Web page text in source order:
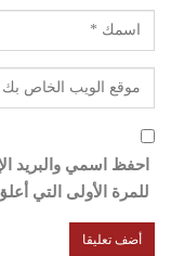
احفظ اسمي والبريد
للمرة الأولى التي